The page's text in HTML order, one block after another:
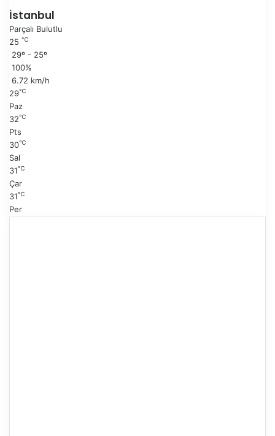
s
a
a
k
i
y
İstanbul
Parçalı Bulutlu
25 ℃
29º - 25º
100%
6.72 km/h
29℃
Paz
32℃
Pts
30℃
Sal
31℃
Çar
31℃
Per